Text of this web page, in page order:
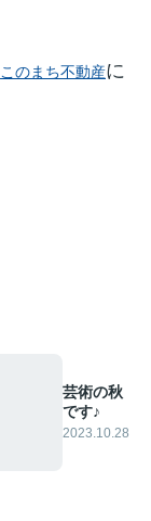
このまち不動産に
芸術の秋
です♪
2023.10.28